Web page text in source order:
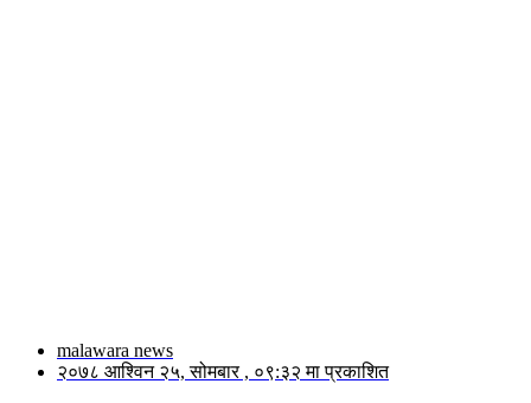
malawara news
२०७८ आश्विन २५, सोमबार , ०९:३२ मा प्रकाशित